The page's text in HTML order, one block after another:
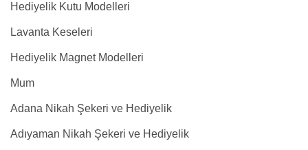
Hediyelik Kutu Modelleri
Lavanta Keseleri
Hediyelik Magnet Modelleri
Mum
Adana Nikah Şekeri ve Hediyelik
Adıyaman Nikah Şekeri ve Hediyelik